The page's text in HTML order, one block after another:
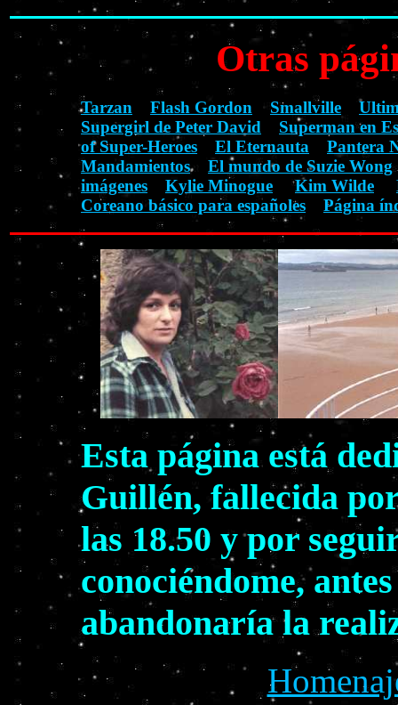
Otras
Tarzan Flash Gordon Smallville
Supergirl de Peter David
Superman en
of Super-Heroes
El Eternauta
Pantera
Mandamientos
El mundo de Suzie Wong
imágenes
Kylie Minogue Kim Wilde
Coreano básico para españoles
Página
Esta página está
Guillén, fallecida
las 18.50 y por
conociéndome,
abandonaría la